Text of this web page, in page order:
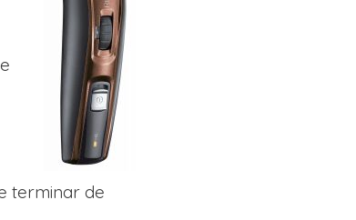
terminar de